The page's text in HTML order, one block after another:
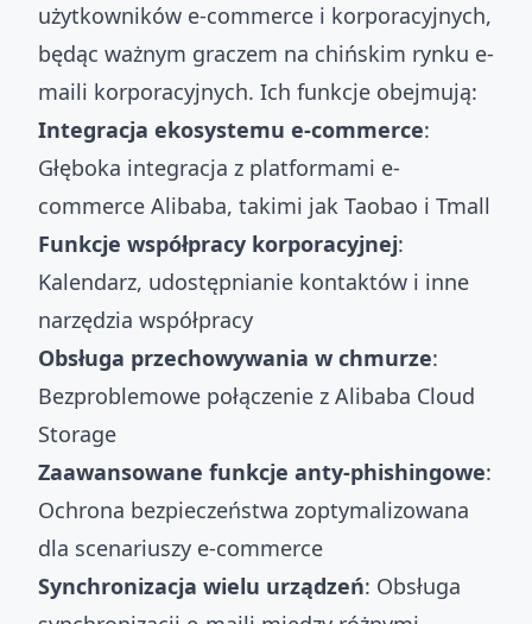
użytkowników e-commerce i korporacyjnych,
będąc ważnym graczem na chińskim rynku e-
maili korporacyjnych. Ich funkcje obejmują:
Integracja ekosystemu e-commerce:
Głęboka integracja z platformami e-
commerce Alibaba, takimi jak Taobao i Tmall
Funkcje współpracy korporacyjnej:
Kalendarz, udostępnianie kontaktów i inne
narzędzia współpracy
Obsługa przechowywania w chmurze:
Bezproblemowe połączenie z Alibaba Cloud
Storage
Zaawansowane funkcje anty-phishingowe:
Ochrona bezpieczeństwa zoptymalizowana
dla scenariuszy e-commerce
Synchronizacja wielu urządzeń: Obsługa